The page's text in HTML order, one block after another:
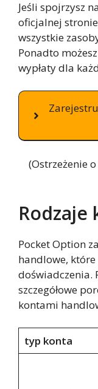
Jeśli spojrzysz
oficjalnej
wszystkie
Ponadto
wypłaty dla
(Ostrzeżenie
Rodzaje
Pocket Option
handlowe,
doświadczenia.
szczegółowe
kontami
typ konta